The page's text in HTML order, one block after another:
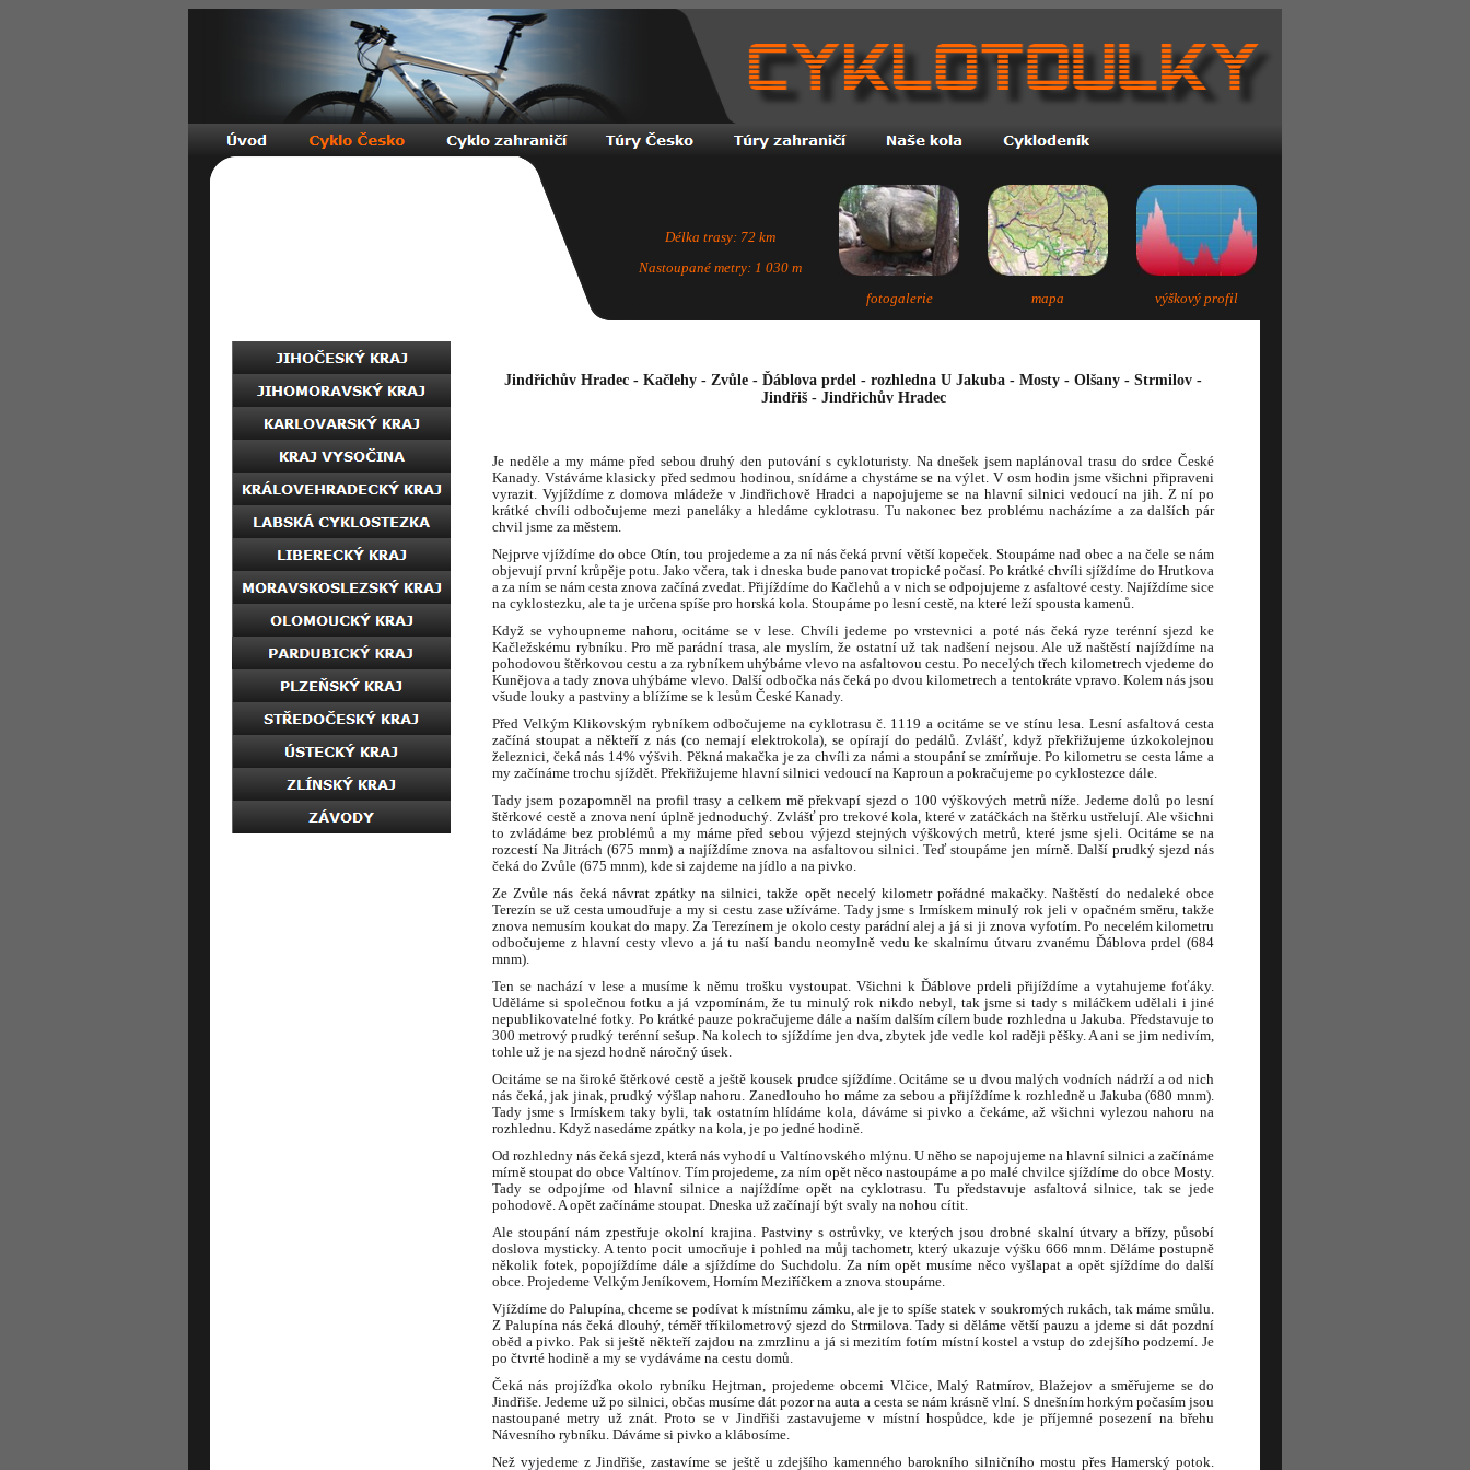
Jindřichův Hradec - Kačlehy - Zvůle - Ďáblova prdel - rozhledna U Jakuba - Mosty - Olšany - Strmilov -
Jindřiš - Jindřichův Hradec
Je neděle a my máme před sebou druhý den putování s cykloturisty. Na dnešek jsem naplánoval trasu do srdce České
Kanady. Vstáváme klasicky před sedmou hodinou, snídáme a chystáme se na výlet. V osm hodin jsme všichni připraveni
vyrazit. Vyjíždíme z domova mládeže v Jindřichově Hradci a napojujeme se na hlavní silnici vedoucí na jih. Z ní po
krátké chvíli odbočujeme mezi paneláky a hledáme cyklotrasu. Tu nakonec bez problému nacházíme a za dalších pár
chvil jsme za městem.
Nejprve vjíždíme do obce Otín, tou projedeme a za ní nás čeká první větší kopeček. Stoupáme nad obec a na čele se nám
objevují první krůpěje potu. Jako včera, tak i dneska bude panovat tropické počasí. Po krátké chvíli sjíždíme do Hrutkova
a za ním se nám cesta znova začíná zvedat. Přijíždíme do Kačlehů a v nich se odpojujeme z asfaltové cesty. Najíždíme sice
na cyklostezku, ale ta je určena spíše pro horská kola. Stoupáme po lesní cestě, na které leží spousta kamenů.
Když se vyhoupneme nahoru, ocitáme se v lese. Chvíli jedeme po vrstevnici a poté nás čeká ryze terénní sjezd ke
Kačležskému rybníku. Pro mě parádní trasa, ale myslím, že ostatní už tak nadšení nejsou. Ale už naštěstí najíždíme na
pohodovou štěrkovou cestu a za rybníkem uhýbáme vlevo na asfaltovou cestu. Po necelých třech kilometrech vjedeme do
Kunějova a tady znova uhýbáme vlevo. Další odbočka nás čeká po dvou kilometrech a tentokráte vpravo. Kolem nás jsou
všude louky a pastviny a blížíme se k lesům České Kanady.
Před Velkým Klikovským rybníkem odbočujeme na cyklotrasu č. 1119 a ocitáme se ve stínu lesa. Lesní asfaltová cesta
začíná stoupat a někteří z nás (co nemají elektrokola), se opírají do pedálů. Zvlášť, když překřižujeme úzkokolejnou
železnici, čeká nás 14% výšvih. Pěkná makačka je za chvíli za námi a stoupání se zmírňuje. Po kilometru se cesta láme a
my začínáme trochu sjíždět. Překřižujeme hlavní silnici vedoucí na Kaproun a pokračujeme po cyklostezce dále.
Tady jsem pozapomněl na profil trasy a celkem mě překvapí sjezd o 100 výškových metrů níže. Jedeme dolů po lesní
štěrkové cestě a znova není úplně jednoduchý. Zvlášť pro trekové kola, které v zatáčkách na štěrku ustřelují. Ale všichni
to zvládáme bez problémů a my máme před sebou výjezd stejných výškových metrů, které jsme sjeli. Ocitáme se na
rozcestí Na Jitrách (675 mnm) a najíždíme znova na asfaltovou silnici. Teď stoupáme jen mírně. Další prudký sjezd nás
čeká do Zvůle (675 mnm), kde si zajdeme na jídlo a na pivko.
Ze Zvůle nás čeká návrat zpátky na silnici, takže opět necelý kilometr pořádné makačky. Naštěstí do nedaleké obce
Terezín se už cesta umoudřuje a my si cestu zase užíváme. Tady jsme s Irmískem minulý rok jeli v opačném směru, takže
znova nemusím koukat do mapy. Za Terezínem je okolo cesty parádní alej a já si ji znova vyfotím. Po necelém kilometru
odbočujeme z hlavní cesty vlevo a já tu naší bandu neomylně vedu ke skalnímu útvaru zvanému Ďáblova prdel (684
mnm).
Ten se nachází v lese a musíme k němu trošku vystoupat. Všichni k Ďáblove prdeli přijíždíme a vytahujeme foťáky.
Uděláme si společnou fotku a já vzpomínám, že tu minulý rok nikdo nebyl, tak jsme si tady s miláčkem udělali i jiné
nepublikovatelné fotky. Po krátké pauze pokračujeme dále a naším dalším cílem bude rozhledna u Jakuba. Představuje to
300 metrový prudký terénní sešup. Na kolech to sjíždíme jen dva, zbytek jde vedle kol raději pěšky. A ani se jim nedivím,
tohle už je na sjezd hodně náročný úsek.
Ocitáme se na široké štěrkové cestě a ještě kousek prudce sjíždíme. Ocitáme se u dvou malých vodních nádrží a od nich
nás čeká, jak jinak, prudký výšlap nahoru. Zanedlouho ho máme za sebou a přijíždíme k rozhledně u Jakuba (680 mnm).
Tady jsme s Irmískem taky byli, tak ostatním hlídáme kola, dáváme si pivko a čekáme, až všichni vylezou nahoru na
rozhlednu. Když nasedáme zpátky na kola, je po jedné hodině.
Od rozhledny nás čeká sjezd, která nás vyhodí u Valtínovského mlýnu. U něho se napojujeme na hlavní silnici a začínáme
mírně stoupat do obce Valtínov. Tím projedeme, za ním opět něco nastoupáme a po malé chvilce sjíždíme do obce Mosty.
Tady se odpojíme od hlavní silnice a najíždíme opět na cyklotrasu. Tu představuje asfaltová silnice, tak se jede
pohodově. A opět začínáme stoupat. Dneska už začínají být svaly na nohou cítit.
Ale stoupání nám zpestřuje okolní krajina. Pastviny s ostrůvky, ve kterých jsou drobné skalní útvary a břízy, působí
doslova mysticky. A tento pocit umocňuje i pohled na můj tachometr, který ukazuje výšku 666 mnm. Děláme postupně
několik fotek, popojíždíme dále a sjíždíme do Suchdolu. Za ním opět musíme něco vyšlapat a opět sjíždíme do další
obce. Projedeme Velkým Jeníkovem, Horním Meziříčkem a znova stoupáme.
Vjíždíme do Palupína, chceme se podívat k místnímu zámku, ale je to spíše statek v soukromých rukách, tak máme smůlu.
Z Palupína nás čeká dlouhý, téměř tříkilometrový sjezd do Strmilova. Tady si děláme větší pauzu a jdeme si dát pozdní
oběd a pivko. Pak si ještě někteří zajdou na zmrzlinu a já si mezitím fotím místní kostel a vstup do zdejšího podzemí. Je
po čtvrté hodině a my se vydáváme na cestu domů.
Čeká nás projížďka okolo rybníku Hejtman, projedeme obcemi Vlčice, Malý Ratmírov, Blažejov a směřujeme se do
Jindřiše. Jedeme už po silnici, občas musíme dát pozor na auta a cesta se nám krásně vlní. S dnešním horkým počasím jsou
nastoupané metry už znát. Proto se v Jindřiši zastavujeme v místní hospůdce, kde je příjemné posezení na břehu
Návesního rybníku. Dáváme si pivko a klábosíme.
Než vyjedeme z Jindřiše, zastavíme se ještě u zdejšího kamenného barokního silničního mostu přes Hamerský potok.
Délka trasy: 72 km
Nastoupané metry: 1 030 m
fotogalerie
mapa výškový profil